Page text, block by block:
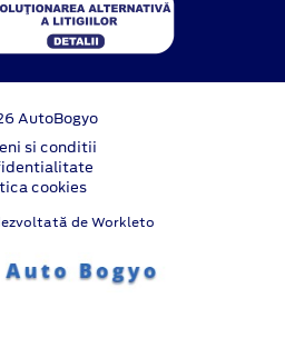
AutoBogyo
si conditii
cookies
de Workleto